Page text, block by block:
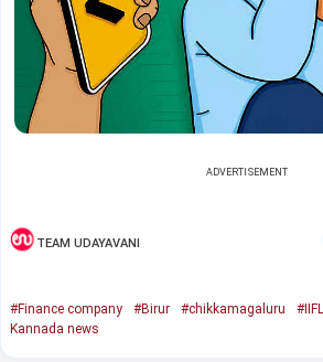
ADVERTISEMENT
TEAM UDAYAVANI
#Finance company #Birur #chikkamagaluru
Kannada news